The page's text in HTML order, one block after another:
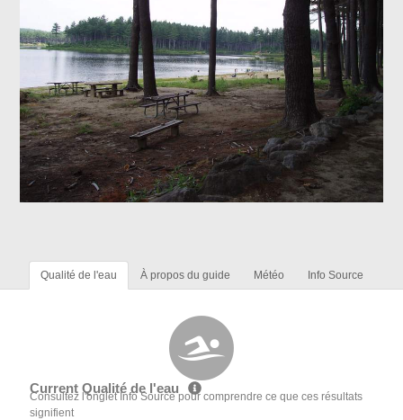
Qualité de l'eau À propos du guide Météo Info Source
Current Qualité de l'eau
Consultez l'onglet Info Source pour comprendre ce que ces résultats
signifient